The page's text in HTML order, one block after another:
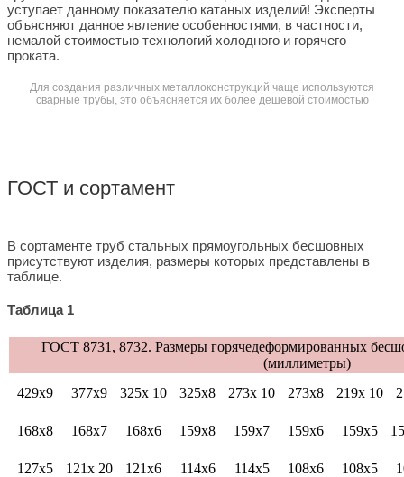
уступает данному показателю катаных изделий! Эксперты
объясняют данное явление особенностями, в частности,
немалой стоимостью технологий холодного и горячего
проката.
Для создания различных металлоконструкций чаще используются
сварные трубы, это объясняется их более дешевой стоимостью
ГОСТ и сортамент
В сортаменте труб стальных прямоугольных бесшовных
присутствуют изделия, размеры которых представлены в
таблице.
Таблица 1
ГОСТ 8731, 8732. Размеры горячедеформированных
(миллиметры)
429х9
377х9 325х 10 325х8 273х 10 273х8 219х 10
168х8 168х7 168х6 159х8 159х7 159х6 159х5
127х5 121х 20 121х6 114х6 114х5 108х6 108х5